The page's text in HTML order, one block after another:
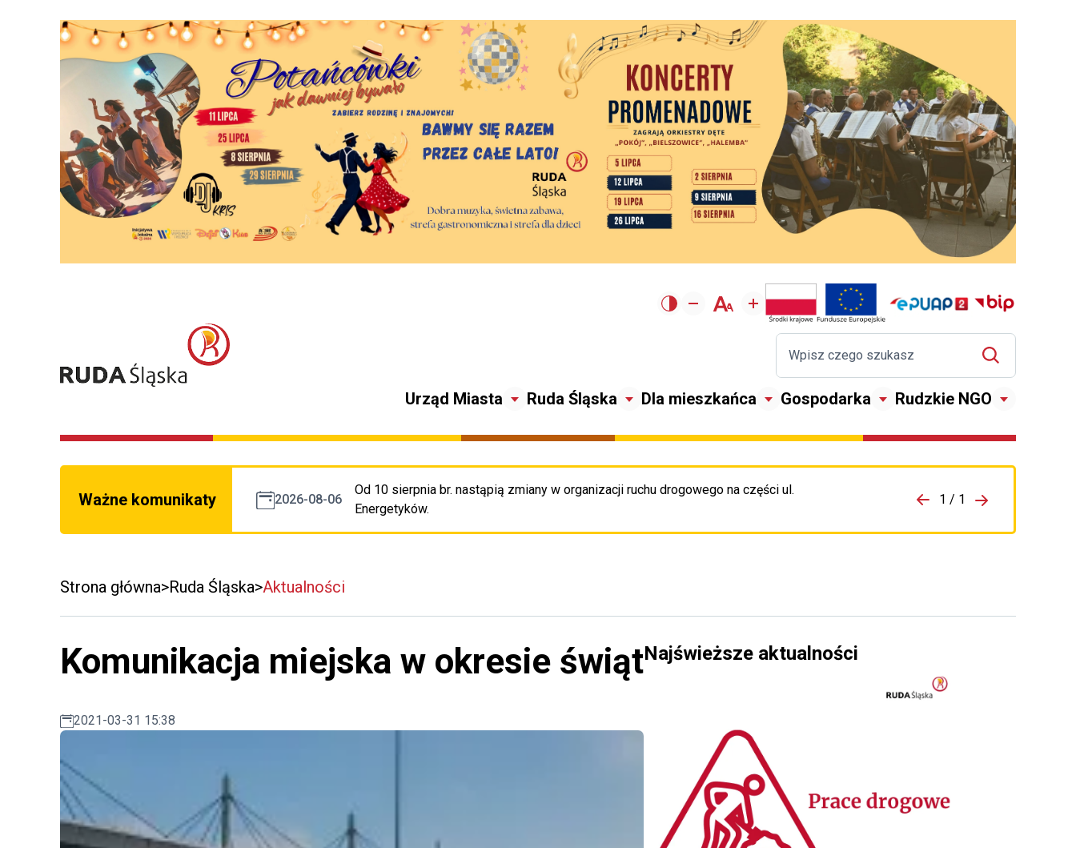
Urząd Miasta Ruda Śląska Dla mieszkańca Gospodarka Rudzkie NGO
Ważne komunikaty 2026-08-06
Od 10 sierpnia br. nastąpią zmiany w organizacji ruchu drogowego na części ul.
Energetyków.
Przejdź do porzpedniego komunikatu 1 / 1
Przejdź do
Strona główna Ruda Śląska Aktualności
Komunikacja miejska w okresie świąt
2021-03-31 15:38
Najświeższe aktualności